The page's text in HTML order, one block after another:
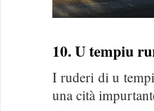
10. U tempiu
I ruderi di u
una cità